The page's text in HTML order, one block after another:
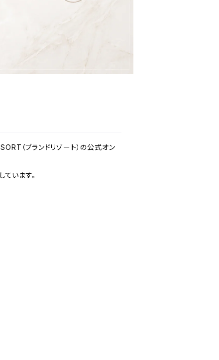
（ブランドリゾート）の公式オン
います。